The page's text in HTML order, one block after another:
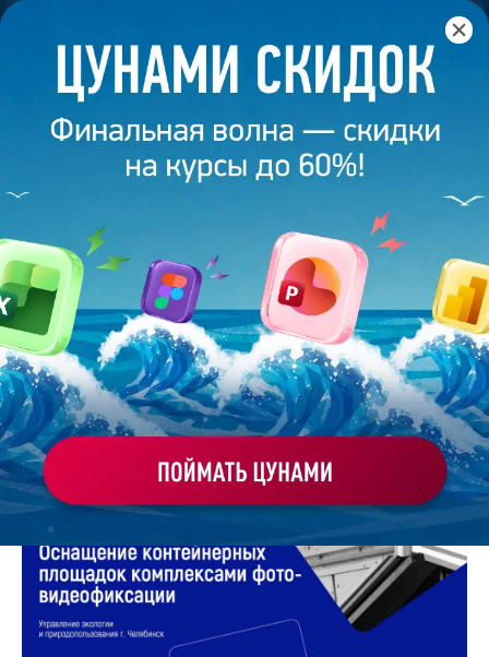
Главная /Банк слайдов / Презентация 401 – Людмила М.
ПРЕЗЕНТАЦИЯ 401 - ЛЮДМИЛА
М.
Моё избранное
Работа
студента
ХОЧУ ЗАКАЗАТЬ ТАКУЮ ПРЕЗЕНТАЦИЮ